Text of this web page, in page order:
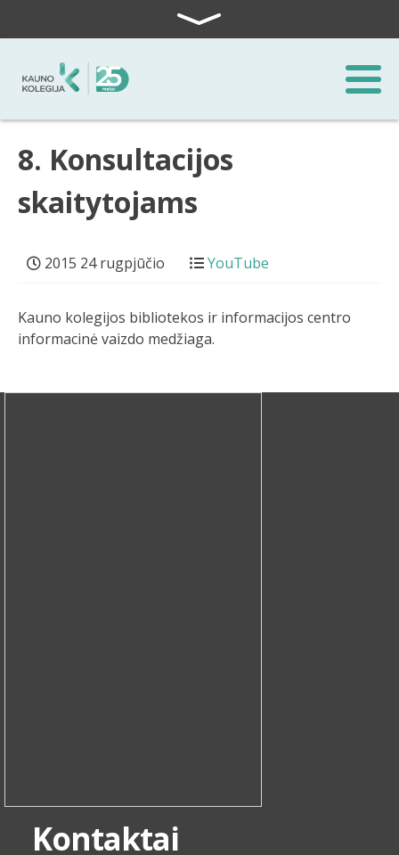
8. Konsultacijos
skaitytojams
2015 24 rugpjūčio YouTube
Kauno kolegijos bibliotekos ir informacijos centro
informacinė vaizdo medžiaga.
Kontaktai